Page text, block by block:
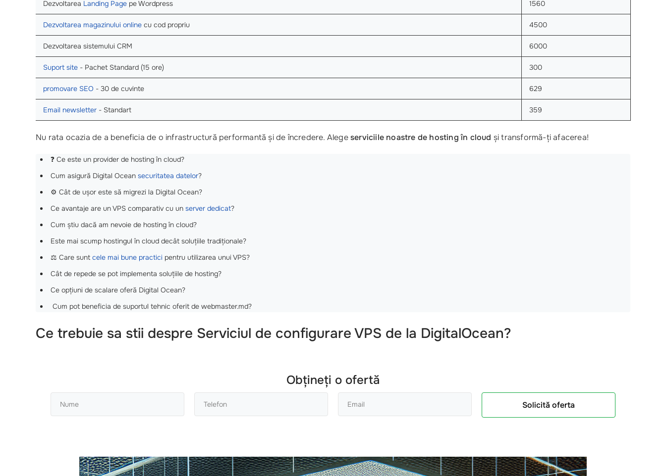
Dezvoltarea Landing Page pe Wordpress 1560
Dezvoltarea magazinului online cu cod propriu 4500
Dezvoltarea sistemului CRM 6000
Suport site - Pachet Standard (15 ore) 300
promovare SEO - 30 de cuvinte 629
Email newsletter - Standart 359
Nu rata ocazia de a beneficia de o infrastructură performantă și de încredere. Alegeserviciile noastre de hosting în cloud și transformă-ți afacerea!
❓ Ce este un provider de hosting în cloud?
Cum asigură Digital Ocean securitatea datelor?
⚙️ Cât de ușor este să migrezi la Digital Ocean?
Ce avantaje are un VPS comparativ cu un server dedicat?
Cum știu dacă am nevoie de hosting în cloud?
Este mai scump hostingul în cloud decât soluțiile tradiționale?
⚖️ Care sunt cele mai bune practici pentru utilizarea unui VPS?
Cât de repede se pot implementa soluțiile de hosting?
Ce opțiuni de scalare oferă Digital Ocean?
‍ Cum pot beneficia de suportul tehnic oferit de webmaster.md?
Ce trebuie sa stii despre Serviciul de configurare VPS de la DigitalOcean?
Obțineți o ofertă
Solicită oferta